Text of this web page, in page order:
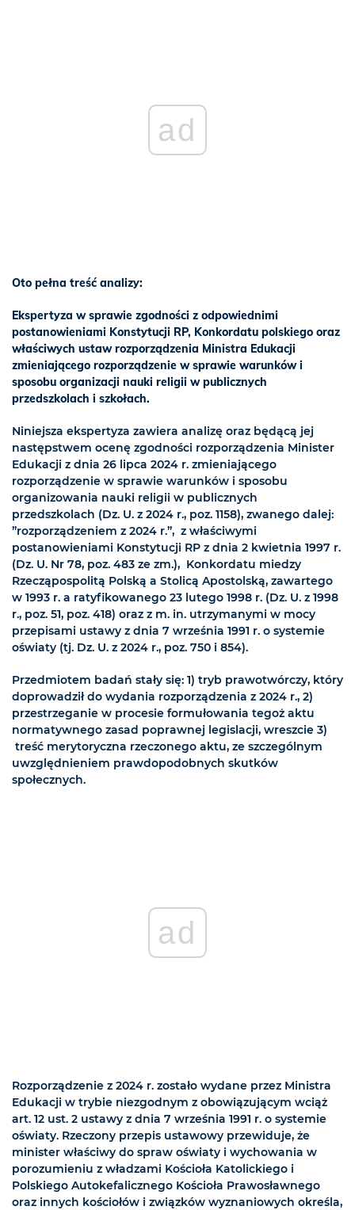
ad
Oto pełna treść analizy:
Ekspertyza w sprawie zgodności z odpowiednimi
postanowieniami Konstytucji RP, Konkordatu polskiego oraz
właściwych ustaw rozporządzenia Ministra Edukacji
zmieniającego rozporządzenie w sprawie warunków i
sposobu organizacji nauki religii w publicznych
przedszkolach i szkołach.
Niniejsza ekspertyza zawiera analizę oraz będącą jej
następstwem ocenę zgodności rozporządzenia Minister
Edukacji z dnia 26 lipca 2024 r. zmieniającego
rozporządzenie w sprawie warunków i sposobu
organizowania nauki religii w publicznych
przedszkolach (Dz. U. z 2024 r., poz. 1158), zwanego dalej:
”rozporządzeniem z 2024 r.”, z właściwymi
postanowieniami Konstytucji RP z dnia 2 kwietnia 1997 r.
(Dz. U. Nr 78, poz. 483 ze zm.), Konkordatu miedzy
Rzecząpospolitą Polską a Stolicą Apostolską, zawartego
w 1993 r. a ratyfikowanego 23 lutego 1998 r. (Dz. U. z 1998
r., poz. 51, poz. 418) oraz z m. in. utrzymanymi w mocy
przepisami ustawy z dnia 7 września 1991 r. o systemie
oświaty (tj. Dz. U. z 2024 r., poz. 750 i 854).
Przedmiotem badań stały się: 1) tryb prawotwórczy, który
doprowadził do wydania rozporządzenia z 2024 r., 2)
przestrzeganie w procesie formułowania tegoż aktu
normatywnego zasad poprawnej legislacji, wreszcie 3)
treść merytoryczna rzeczonego aktu, ze szczególnym
uwzględnieniem prawdopodobnych skutków
społecznych.
ad
Rozporządzenie z 2024 r. zostało wydane przez Ministra
Edukacji w trybie niezgodnym z obowiązującym wciąż
art. 12 ust. 2 ustawy z dnia 7 września 1991 r. o systemie
oświaty. Rzeczony przepis ustawowy przewiduje, że
minister właściwy do spraw oświaty i wychowania w
porozumieniu z władzami Kościoła Katolickiego i
Polskiego Autokefalicznego Kościoła Prawosławnego
oraz innych kościołów i związków wyznaniowych określa,